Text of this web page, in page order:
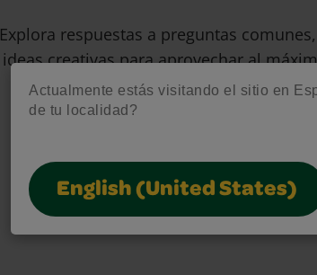
Actualmente estás visitando el sitio en
de tu localidad?
English (United States)
Explora respuestas a preguntas
ideas creativas para aprovechar al